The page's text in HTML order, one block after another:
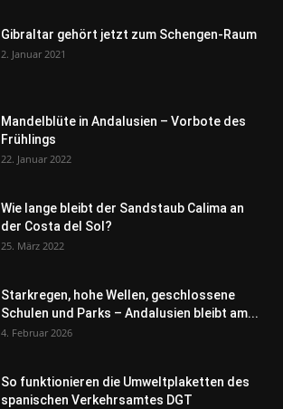
Gibraltar gehört jetzt zum Schengen-Raum
2. Januar 2021
Mandelblüte in Andalusien – Vorbote des
Frühlings
22. Januar 2022
Wie lange bleibt der Sandstaub Calima an
der Costa del Sol?
25. März 2022
Starkregen, hohe Wellen, geschlossene
Schulen und Parks – Andalusien bleibt am...
4. Februar 2026
So funktionieren die Umweltplaketten des
spanischen Verkehrsamtes DGT